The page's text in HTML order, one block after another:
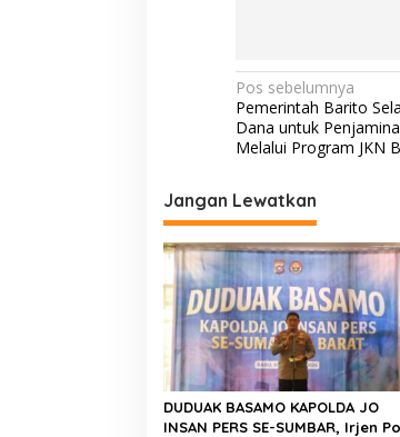
N
a
v
i
g
a
s
i
p
o
s
Pos sebelumnya
Pemerintah Barito
Dana untuk
Melalui Program JKN
Jangan Lewatkan
DUDUAK BASAMO KAPOLDA JO
INSAN PERS SE-SUMBAR, Irjen